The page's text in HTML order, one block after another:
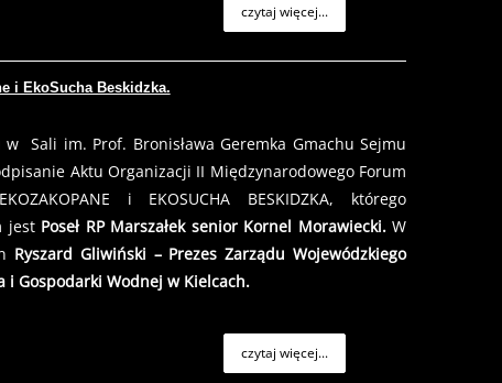
czytaj więcej...
i EkoSucha Beskidzka.
Sali im. Prof. Bronisława Geremka Gmachu Sejmu
Aktu Organizacji II Międzynarodowego Forum
i EKOSUCHA BESKIDZKA, którego
jest Poseł RP Marszałek senior Kornel Morawiecki.W
Ryszard Gliwiński – Prezes Zarządu Wojewódzkiego
i Gospodarki Wodnej w Kielcach.
czytaj więcej...